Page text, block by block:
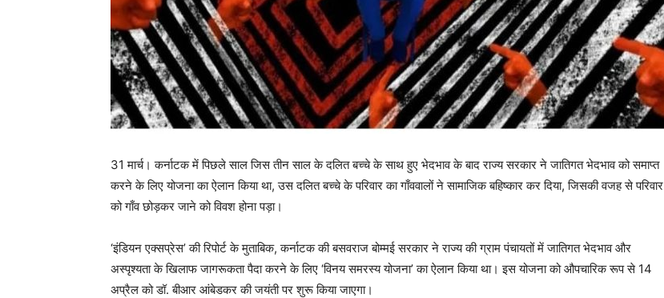
31 मार्च। कर्नाटक में पिछले साल जिस तीन साल के दलित बच्चे के साथ हुए भेदभाव के बाद राज्य सरकार ने जातिगत भेदभाव को समाप्त
करने के लिए योजना का ऐलान किया था, उस दलित बच्चे के परिवार का गाँववालों ने सामाजिक बहिष्कार कर दिया, जिसकी वजह से परिवार
को गाँव छोड़कर जाने को विवश होना पड़ा।
‘इंडियन एक्सप्रेस’ की रिपोर्ट के मुताबिक, कर्नाटक की बसवराज बोम्मई सरकार ने राज्य की ग्राम पंचायतों में जातिगत भेदभाव और
अस्पृश्यता के खिलाफ जागरूकता पैदा करने के लिए ‘विनय समरस्य योजना’ का ऐलान किया था। इस योजना को औपचारिक रूप से 14
अप्रैल को डॉ. बीआर आंबेडकर की जयंती पर शुरू किया जाएगा।